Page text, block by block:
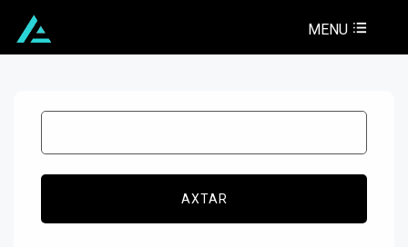
MENU
AXTAR